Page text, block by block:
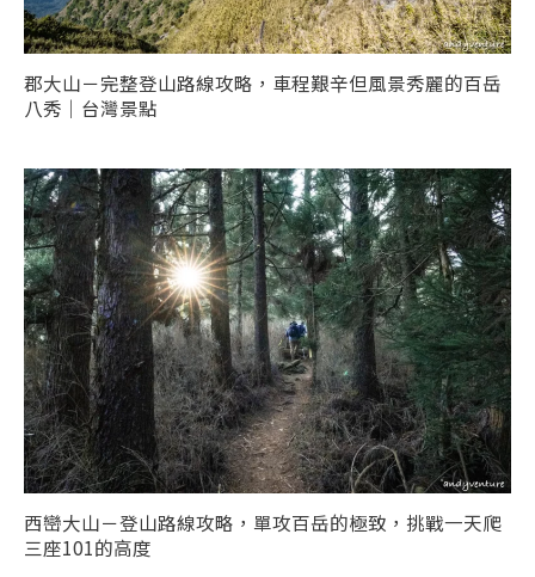
郡大山－完整登山路線攻略，車程艱辛但風景秀麗的百岳
八秀｜台灣景點
西巒大山－登山路線攻略，單攻百岳的極致，挑戰一天爬
三座101的高度